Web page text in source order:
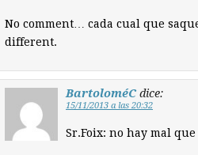
No comment… cada cual que
different.
BartoloméC dice:
15/11/2013 a las 20:32
Sr.Foix: no hay mal